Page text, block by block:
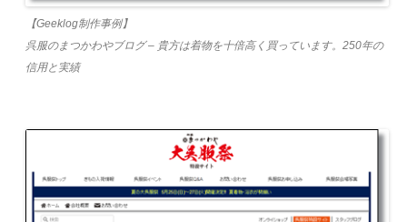
【Geeklog制作事例】
呉服のまつかわやブログ – 貴方は着物を十倍高く買っています。250年の
信用と実績